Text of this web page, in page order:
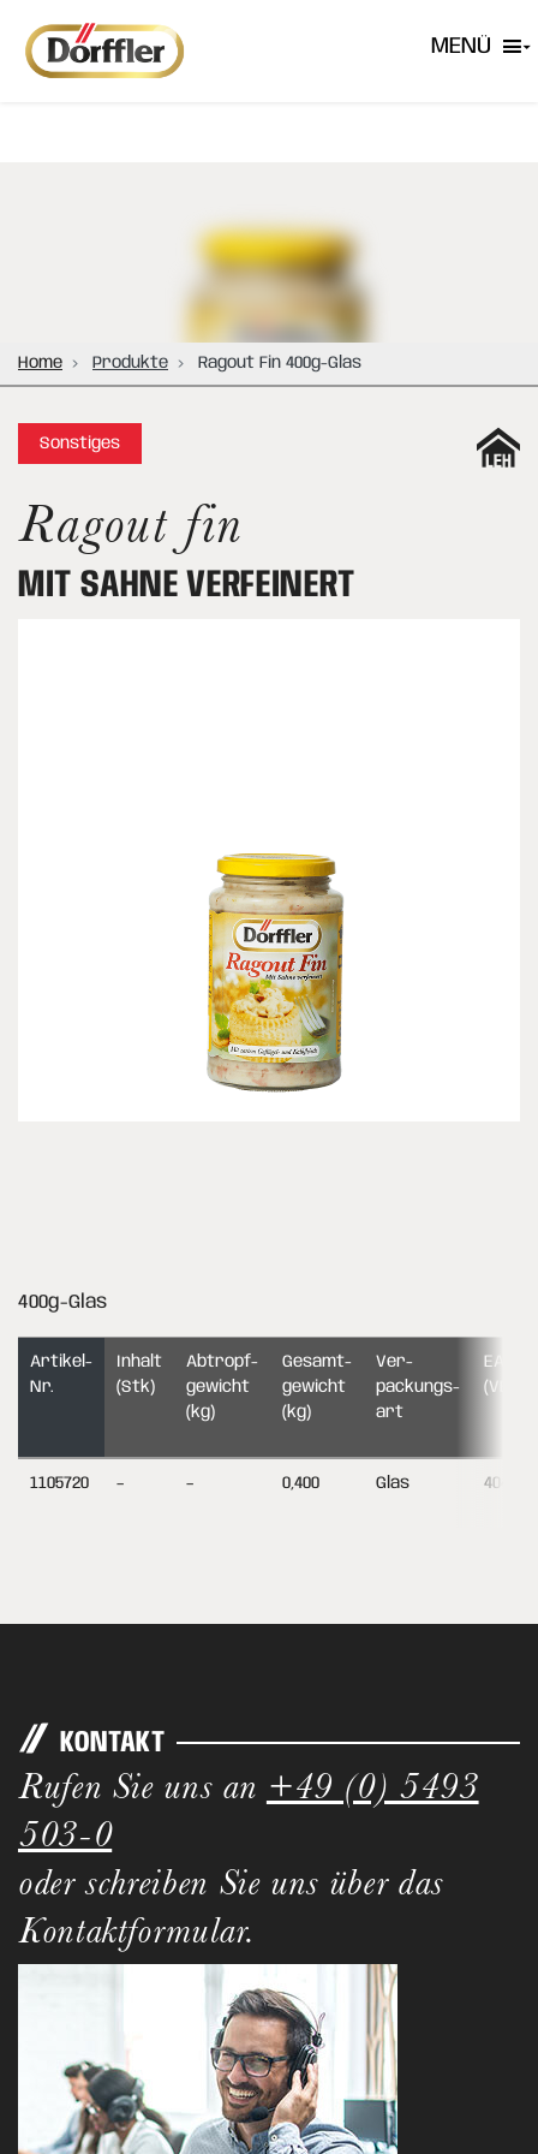
MENÜ
Home Produkte Ragout Fin 400g-Glas
Sonstiges
Ragout fin
MIT SAHNE VERFEINERT
400g-Glas
Artikel-
Nr.
Inhalt
(Stk)
Abtropf­
gewicht
(kg)
Gesamt­
gewicht
(kg)
Ver­
packungs­
art
EAN-
(VE)
1105720 – – 0,400 Glas
KONTAKT
Rufen Sie uns an +49 (0) 5493
503-0
oder schreiben Sie uns über das
Kontaktformular.